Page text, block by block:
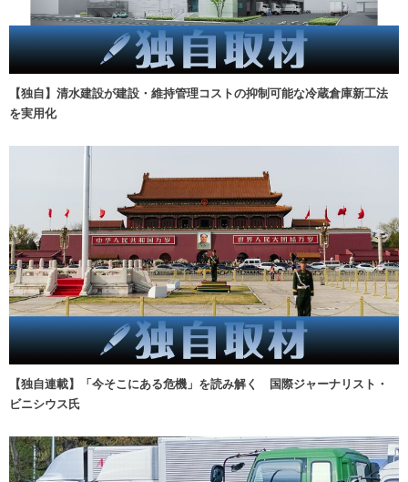
【独自】清水建設が建設・維持管理コストの抑制可能な冷蔵倉庫新工法
を実用化
【独自連載】「今そこにある危機」を読み解く 国際ジャーナリスト・
ビニシウス氏